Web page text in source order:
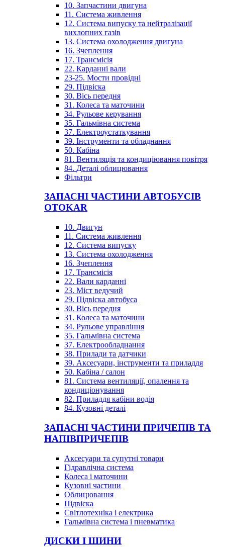
10. Запчастини двигуна
11. Система живлення
12. Система випуску та нейтралізації
вихлопних газів
13. Система охолодження двигуна
16. Зчеплення
17. Трансмісія
22. Карданні вали
23-25. Мости провідні
29. Підвіска
30. Вісь передня
31. Колеса та маточини
34. Рульове керування
35. Гальмівна система
37. Електроустаткування
39. Інструменти та обладнання
50. Кабіна
81. Вентиляція та кондиціювання повітря
84. Деталі облицювання
Фільтри
ЗАПАСНІ ЧАСТИНИ АВТОБУСІВ
OTOKAR
10. Двигун
11. Система живлення
12. Система випуску
13. Система охолодження
16. Зчеплення
17. Трансмісія
22. Вали карданні
23. Міст ведучий
29. Підвіска автобуса
30. Вісь передня
31. Колеса та маточини
34. Рульове управління
35. Гальмівна система
37. Електрообладнання
38. Прилади та датчики
39. Аксесуари, інструменти та приладдя
50. Кабіна / салон
81. Система вентиляції, опалення та
кондиціонування
82. Приладдя кабіни водія
84. Кузовні деталі
ЗАПАСНІ ЧАСТИНИ ПРИЧЕПІВ ТА
НАПІВПРИЧЕПІВ
Аксесуари та супутні товари
Гідравлічна система
Колеса і маточини
Кузовні частини
Облицювання
Підвіска
Світлотехніка і електрика
Гальмівна система і пневматика
ДИСКИ І ШИНИ